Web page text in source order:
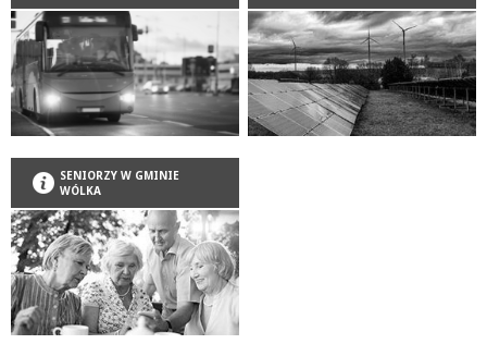
SENIORZY W GMINIE
WÓLKA